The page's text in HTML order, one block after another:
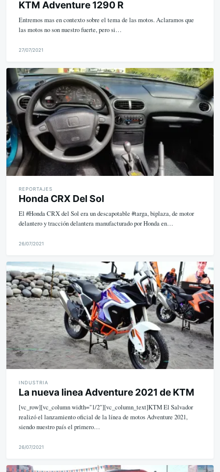
KTM Adventure 1290 R
Entremos mas en contexto sobre el tema de las motos. Aclaramos que
las motos no son nuestro fuerte, pero si…
i
k
e
27/07/2021
REPORTAJES
Honda CRX Del Sol
El #Honda CRX del Sol era un descapotable #targa, biplaza, de motor
delantero y tracción delantera manufacturado por Honda en…
i
k
e
26/07/2021
INDUSTRIA
La nueva linea Adventure 2021 de KTM
[vc_row][vc_column width="1/2"][vc_column_text]KTM El Salvador
realizó el lanzamiento oficial de la línea de motos Adventure 2021,
siendo nuestro país el primero…
i
26/07/2021